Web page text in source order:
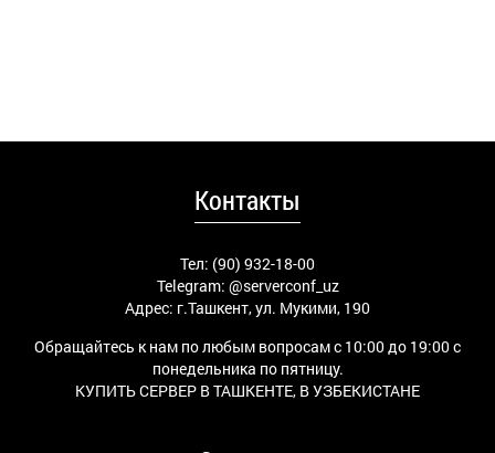
Контакты
Тел: (90) 932-18-00
Telegram: @serverconf_uz
Адрес: г.Ташкент, ул. Мукими, 190
Обращайтесь к нам по любым вопросам с 10:00 до 19:00 с
понедельника по пятницу.
КУПИТЬ СЕРВЕР В ТАШКЕНТЕ, В УЗБЕКИСТАНЕ